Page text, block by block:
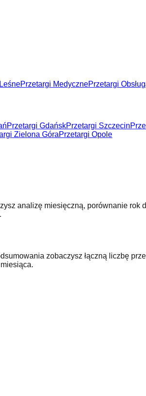
Przetargi MedycznePrzetargi
Przetargi GdańskPrzetargi Szczecin
Zielona GóraPrzetargi Opole
analizę miesięczną, porównanie rok
zobaczysz łączną liczbę